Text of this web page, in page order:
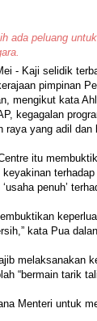
ada peluang
- Kaji selidik
pimpinan
mengikut kata
kegagalan
raya yang adil dan
itu
penuh’
kata Pua
melaksanakan
“bermain tarik
Menteri untuk